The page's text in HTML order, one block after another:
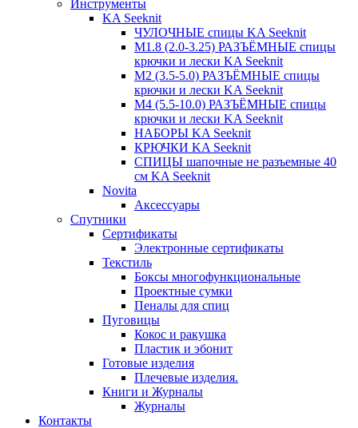
Инструменты
KA Seeknit
ЧУЛОЧНЫЕ спицы KA Seeknit
М1.8 (2.0-3.25) РАЗЪЁМНЫЕ спицы
крючки и лески KA Seeknit
М2 (3.5-5.0) РАЗЪЁМНЫЕ спицы
крючки и лески KA Seeknit
М4 (5.5-10.0) РАЗЪЁМНЫЕ спицы
крючки и лески KA Seeknit
НАБОРЫ KA Seeknit
КРЮЧКИ KA Seeknit
СПИЦЫ шапочные не разъемные 40
см KA Seeknit
Novita
Аксессуары
Спутники
Сертификаты
Электронные сертификаты
Текстиль
Боксы многофункциональные
Проектные сумки
Пеналы для спиц
Пуговицы
Кокос и ракушка
Пластик и эбонит
Готовые изделия
Плечевые изделия.
Книги и Журналы
Журналы
Контакты